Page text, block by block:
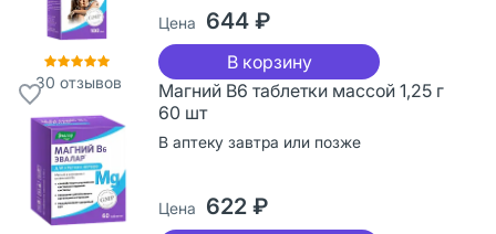
30 отзывов
Цена 644 ₽
В корзину
Магний В6 таблетки массой 1,25 г
60 шт
В аптеку завтра или позже
Цена 622 ₽